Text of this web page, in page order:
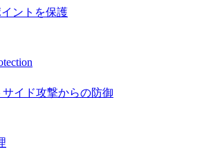
ントを保護
サイド攻撃からの防御